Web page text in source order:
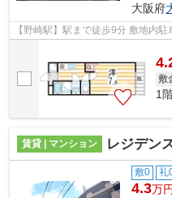
大阪府
【野崎駅】駅まで徒歩9分 敷地内駐
敷
1
賃貸 | マンション レジデン
敷0 礼
4.3万円